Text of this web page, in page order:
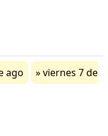
ago
viernes 7 de